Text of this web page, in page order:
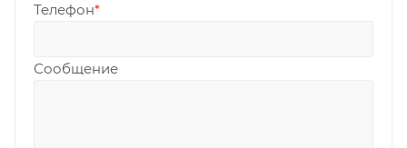
Телефон*
Сообщение